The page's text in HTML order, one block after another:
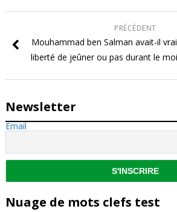
PRÉCÉDENT
Mouhammad ben Salman avait-il
liberté de jeûner ou pas durant le
Newsletter
Email
Nuage de mots clefs test